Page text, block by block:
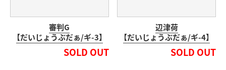
審判G
【だいじょうぶだぁ/ギ-3】
SOLD OUT
辺津荷
【だいじょうぶだぁ/ギ-4】
SOLD OUT